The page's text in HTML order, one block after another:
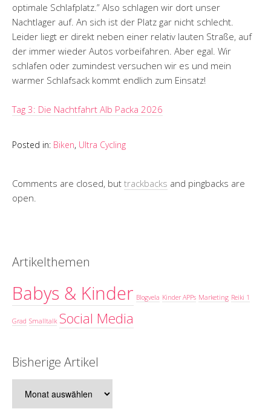
optimale Schlafplatz.” Also schlagen wir dort unser
Nachtlager auf. An sich ist der Platz gar nicht schlecht.
Leider liegt er direkt neben einer relativ lauten Straße, auf
der immer wieder Autos vorbeifahren. Aber egal. Wir
schlafen oder zumindest versuchen wir es und mein
warmer Schlafsack kommt endlich zum Einsatz!
Tag 3: Die Nachtfahrt Alb Packa 2026
Posted in: Biken, Ultra Cycling
Comments are closed, but trackbacks and pingbacks are
open.
Artikelthemen
Babys & Kinder Blogvela Kinder APPs Marketing Reiki 1
Grad Smalltalk Social Media
Bisherige Artikel
Artikel